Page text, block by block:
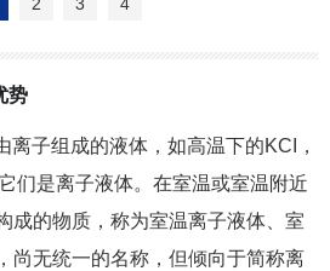
势
离子组成的液体，如高温下的KCI，
们是离子液体。在室温或室温附近
成的物质，称为室温离子液体、室
尚无统一的名称，但倾向于简称离